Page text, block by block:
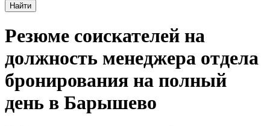
Найти
Резюме соискателей на
должность менеджера отдела
бронирования на полный
день в Барышево